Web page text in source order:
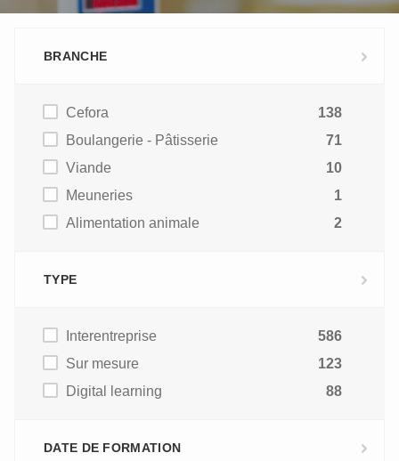
BRANCHE
Cefora
138
Boulangerie - Pâtisserie
71
Viande
10
Meuneries
1
Alimentation animale
2
TYPE
Interentreprise
586
Sur mesure
123
Digital learning
88
DATE DE FORMATION